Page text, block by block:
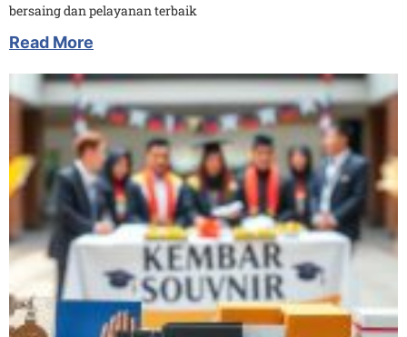
bersaing dan pelayanan terbaik
Read More